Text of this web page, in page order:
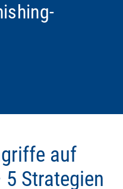
auf
Strategien